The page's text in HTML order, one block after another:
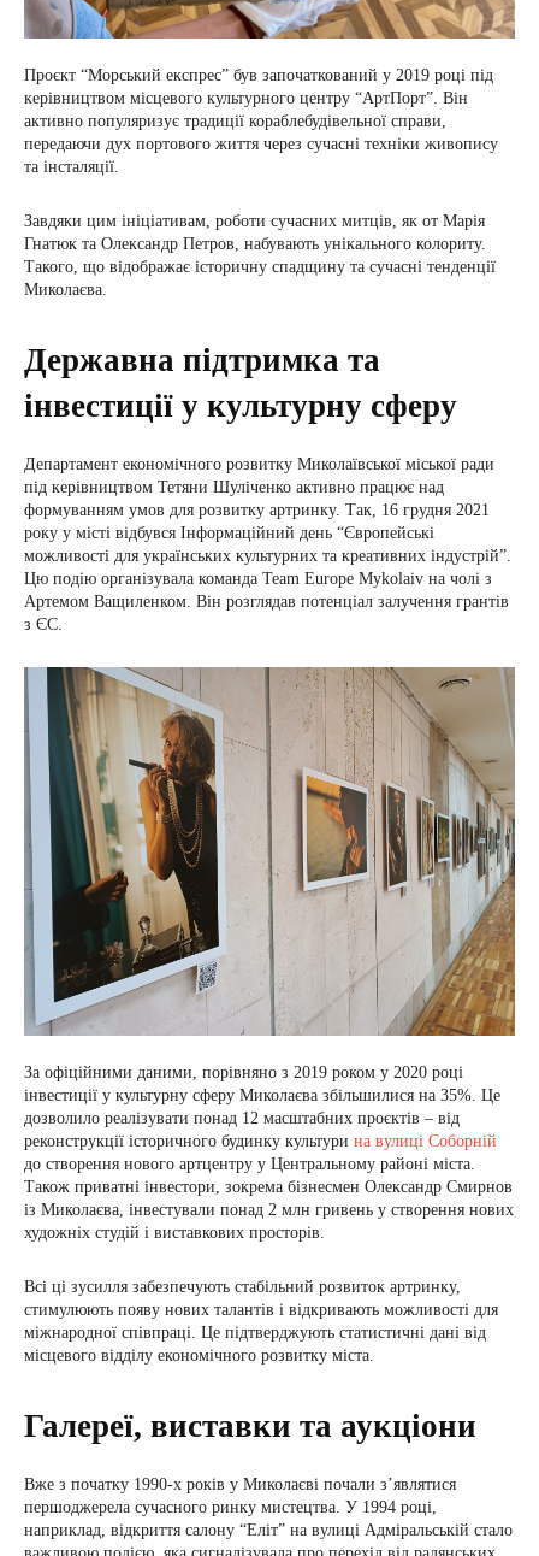
Проєкт “Морський експрес” був започаткований у 2019 році під
керівництвом місцевого культурного центру “АртПорт”. Він
активно популяризує традиції кораблебудівельної справи,
передаючи дух портового життя через сучасні техніки живопису
та інсталяції.
Завдяки цим ініціативам, роботи сучасних митців, як от Марія
Гнатюк та Олександр Петров, набувають унікального колориту.
Такого, що відображає історичну спадщину та сучасні тенденції
Миколаєва.
Державна підтримка та
інвестиції у культурну сферу
Департамент економічного розвитку Миколаївської міської ради
під керівництвом Тетяни Шуліченко активно працює над
формуванням умов для розвитку артринку. Так, 16 грудня 2021
року у місті відбувся Інформаційний день “Європейські
можливості для українських культурних та креативних індустрій”.
Цю подію організувала команда Team Europe Mykolaiv на чолі з
Артемом Ващиленком. Він розглядав потенціал залучення грантів
з ЄС.
За офіційними даними, порівняно з 2019 роком у 2020 році
інвестиції у культурну сферу Миколаєва збільшилися на 35%. Це
дозволило реалізувати понад 12 масштабних проєктів – від
реконструкції історичного будинку культури на вулиці Соборній
до створення нового артцентру у Центральному районі міста.
Також приватні інвестори, зокрема бізнесмен Олександр Смирнов
із Миколаєва, інвестували понад 2 млн гривень у створення нових
художніх студій і виставкових просторів.
Всі ці зусилля забезпечують стабільний розвиток артринку,
стимулюють появу нових талантів і відкривають можливості для
міжнародної співпраці. Це підтверджують статистичні дані від
місцевого відділу економічного розвитку міста.
Галереї, виставки та аукціони
Вже з початку 1990-х років у Миколаєві почали з’являтися
першоджерела сучасного ринку мистецтва. У 1994 році,
наприклад, відкриття салону “Еліт” на вулиці Адміральській стало